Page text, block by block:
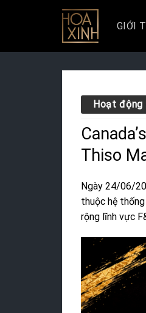
GIỚI
Hoạt
Thiso
Ngày 24/06/
thuộc hệ
rộng lĩnh vực